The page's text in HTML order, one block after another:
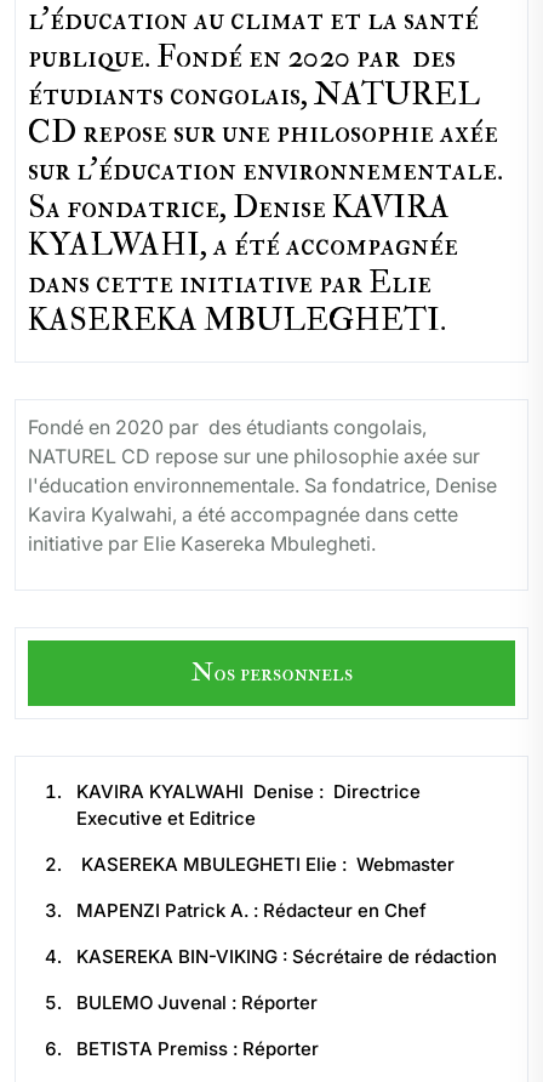
l'éducation au climat et la santé
publique. Fondé en 2020 par des
étudiants congolais, NATUREL
CD repose sur une philosophie axée
sur l'éducation environnementale.
Sa fondatrice, Denise KAVIRA
KYALWAHI, a été accompagnée
dans cette initiative par Elie
KASEREKA MBULEGHETI.
Fondé en 2020 par des étudiants congolais,
NATUREL CD repose sur une philosophie axée sur
l'éducation environnementale. Sa fondatrice, Denise
Kavira Kyalwahi, a été accompagnée dans cette
initiative par Elie Kasereka Mbulegheti.
Nos personnels
KAVIRA KYALWAHI Denise : Directrice
Executive et Editrice
KASEREKA MBULEGHETI Elie : Webmaster
MAPENZI Patrick A. : Rédacteur en Chef
KASEREKA BIN-VIKING : Sécrétaire de rédaction
BULEMO Juvenal : Réporter
BETISTA Premiss : Réporter